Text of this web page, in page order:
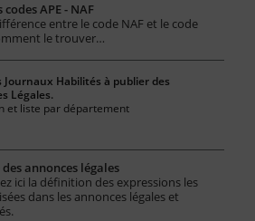
codes APE - NAF
entre le code NAF et le code
le trouver…
Journaux Habilités à publier des
Légales.
et liste par département
annonces légales
ici la définition des expressions les
dans les annonces légales et